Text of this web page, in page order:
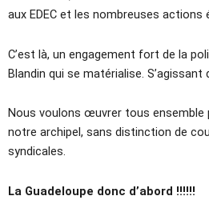
aux EDEC et les nombreuses actions
C’est là, un engagement fort de la
Blandin qui se matérialise. S’agissant
Nous voulons œuvrer tous ensemble
notre archipel, sans distinction de
syndicales.
La Guadeloupe donc d’abord !!!!!!